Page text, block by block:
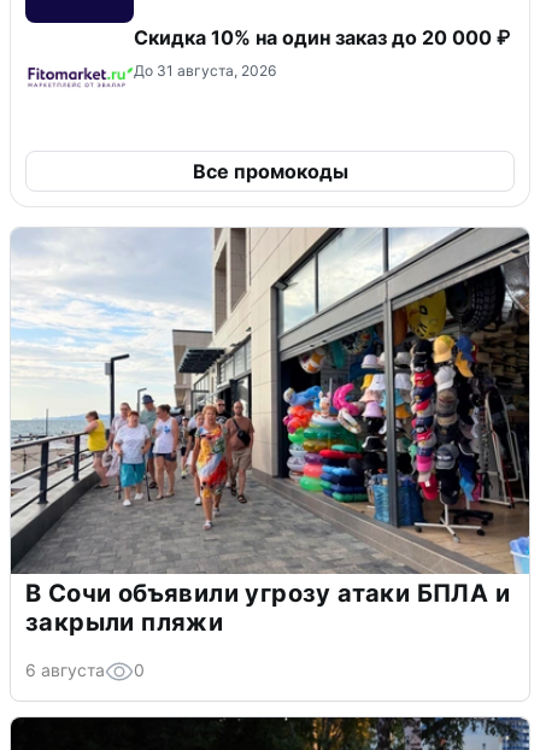
Скидка 10% на один заказ до 20 000 ₽
До 31 августа, 2026
Все промокоды
В Сочи объявили угрозу атаки БПЛА и
закрыли пляжи
6 августа 0